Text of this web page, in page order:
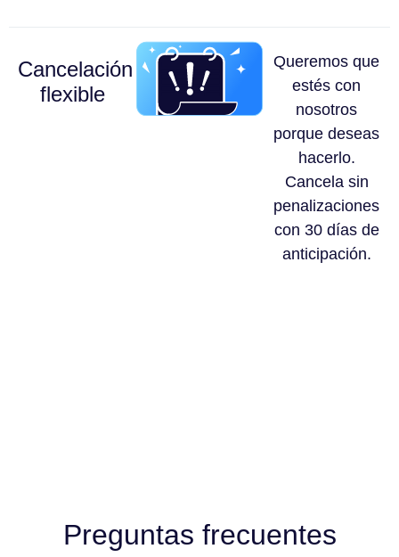
Cancelación
flexible
Queremos que
estés con
nosotros
porque deseas
hacerlo.
Cancela sin
penalizaciones
con 30 días de
anticipación.
Preguntas frecuentes